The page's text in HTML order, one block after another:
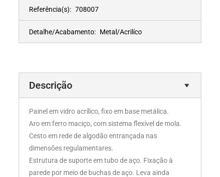
Referência(s): 708007
Detalhe/Acabamento: Metal/Acrilíco
Descrição
Painel em vidro acrílico, fixo em base metálica.
Aro em ferro maciço, com sistema flexível de mola.
Cesto em rede de algodão entrançada nas
dimensões regulamentares.
Estrutura de suporte em tubo de aço. Fixação à
parede por meio de buchas de aço. Leva ainda